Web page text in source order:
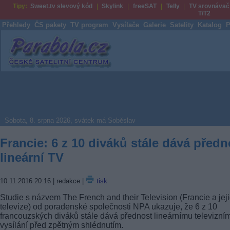
Tipy: Sweet.tv slevový kód Skylink freeSAT Telly
TV srovnávač
T/T2
Přehledy ČS pakety TV program Vysílače Galerie Satelity Katalog
Parabola.cz
Sobota, 8. srpna 2026, svátek má Soběslav
Francie: 6 z 10 diváků stále dává
lineární TV
10.11.2016 20:16 | redakce | tisk
Studie s názvem The French and their Television (Francie a
televize) od poradenské společnosti NPA ukazuje, že 6 z 10
francouzských diváků stále dává přednost lineárnímu
vysílání před zpětným shlédnutím.